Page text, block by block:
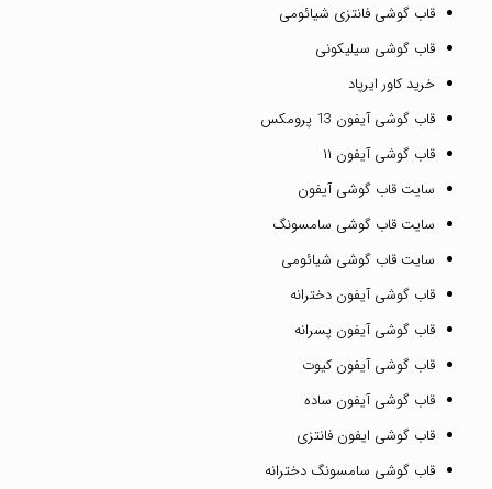
قاب گوشی فانتزی شیائومی
قاب گوشی سیلیکونی
خرید کاور ایرپاد
قاب گوشی آیفون 13 پرومکس
قاب گوشی آیفون ۱۱
سایت قاب گوشی آیفون
سایت قاب گوشی سامسونگ
سایت قاب گوشی شیائومی
قاب گوشی آیفون دخترانه
قاب گوشی آیفون پسرانه
قاب گوشی آیفون کیوت
قاب گوشی آیفون ساده
قاب گوشی ایفون فانتزی
قاب گوشی سامسونگ دخترانه